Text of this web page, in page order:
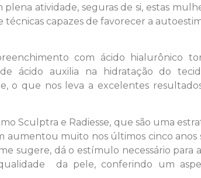
plena atividade, seguras de si, estas
capazes de favorecer a
com ácido hialurônico
ácido auxilia na hidratação do
o que nos leva a excelentes
Sculptra e Radiesse, que são uma
aumentou muito nos últimos cinco
sugere, dá o estímulo necessário para
da pele, conferindo um